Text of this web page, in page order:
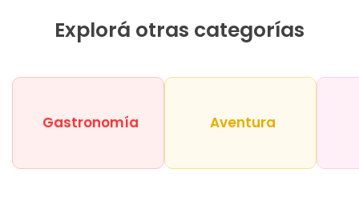
Explorá otras categorías
Gastronomía Aventura